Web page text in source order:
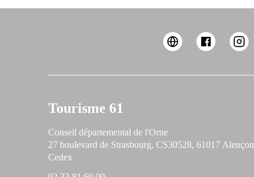
Tourisme 61
Conseil départemental de l'Orne
27 boulevard de Strasbourg, CS30528, 61017 Alençon
Cedex